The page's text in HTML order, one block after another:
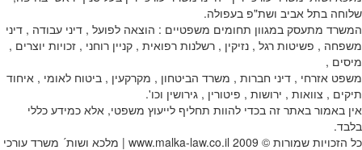
שלוחה בתל אביב ושת"פ בעפולה.
המשרד מתעסק במגוון תחומים משפטיים : הוצאה לפועל , דיני עבודה , דיני
משפחה , פשיטות רגל , נזיקין , רשלנות רפואית , קניין רוחני , זכויות יוצרים ,
מיסים ,
משפט אזרחי , דיני חברות , משרד הביטחון , מקרקעין , ביטוח לאומי , איחוד
תיקים , צוואות , ירושות , פיטורין , גירושין וכו'.
אין באמור באתר זה בכדי להוות תחליף לייעוץ משפטי, אלא כמידע כללי
בלבד.
כל הזכויות שמורות © 2009
www.malka-law.co.il | מלכא ושות´ משרד עורכי